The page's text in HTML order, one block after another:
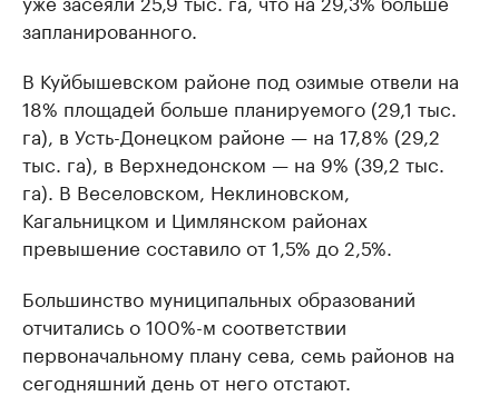
запланированного.
В Куйбышевском районе под озимые отвели на
18% площадей больше планируемого (29,1 тыс.
га), в Усть-Донецком районе — на 17,8% (29,2
тыс. га), в Верхнедонском — на 9% (39,2 тыс.
га). В Веселовском, Неклиновском,
Кагальницком и Цимлянском районах
превышение составило от 1,5% до 2,5%.
Большинство муниципальных образований
отчитались о 100%-м соответствии
первоначальному плану сева, семь районов на
сегодняшний день от него отстают.